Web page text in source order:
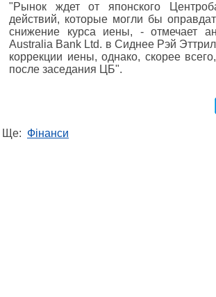
"Рынок ждет от японского
действий, которые могли бы
снижение курса иены, - отмечает
Australia Bank Ltd. в Сиднее Рэй
коррекции иены, однако, скорее
после заседания ЦБ".
Ще: Фінанси